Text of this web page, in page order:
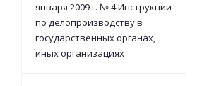
января 2009 г. № 4 Инструкции
по делопроизводству в
государственных органах,
иных организациях